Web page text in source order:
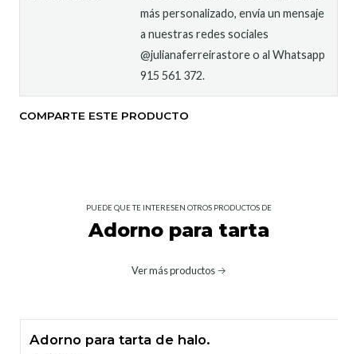
más personalizado, envía un mensaje
a nuestras redes sociales
@julianaferreirastore o al Whatsapp
915 561 372.
COMPARTE ESTE PRODUCTO
PUEDE QUE TE INTERESEN OTROS PRODUCTOS DE
Adorno para tarta
Ver más productos
Adorno para tarta de halo.